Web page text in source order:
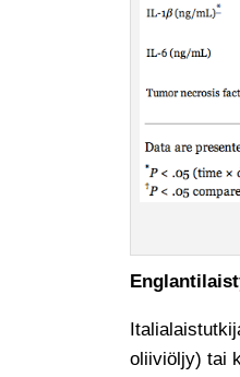
oliiviöljy) tai